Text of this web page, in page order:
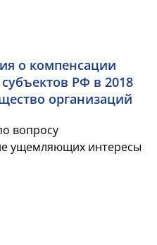
о компенсации
РФ в 2018
организаций
вопросу
ущемляющих интересы